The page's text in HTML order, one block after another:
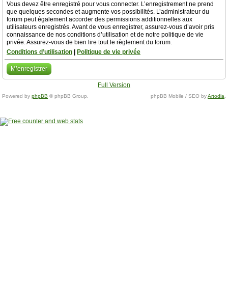
Vous devez être enregistré pour vous connecter. L’enregistrement ne prend
que quelques secondes et augmente vos possibilités. L’administrateur du
forum peut également accorder des permissions additionnelles aux
utilisateurs enregistrés. Avant de vous enregistrer, assurez-vous d’avoir pris
connaissance de nos conditions d’utilisation et de notre politique de vie
privée. Assurez-vous de bien lire tout le règlement du forum.
Conditions d’utilisation
Politique de vie privée
M’enregistrer
Full Version
Powered by phpBB © phpBB Group. phpBB Mobile / SEO byArtodia